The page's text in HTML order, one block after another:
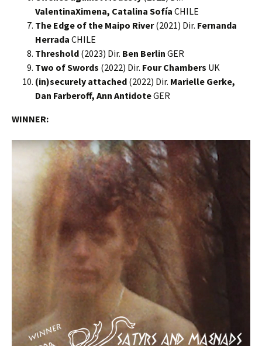
ValentinaXimena, Catalina Sofía CHILE
The Edge of the Maipo River(2021) Dir. Fernanda
Herrada CHILE
Threshold (2023) Dir. Ben Berlin GER
Two of Swords (2022) Dir. Four Chambers UK
(in)securely attached (2022) Dir. Marielle Gerke,
Dan Farberoff, Ann AntidoteGER
WINNER: